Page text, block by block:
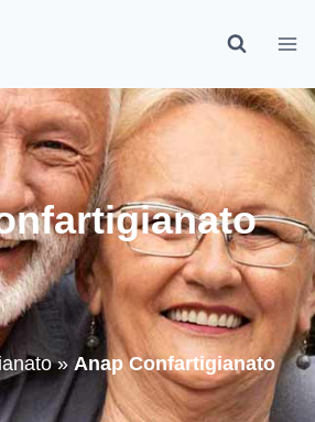
»Anap Confartigianato